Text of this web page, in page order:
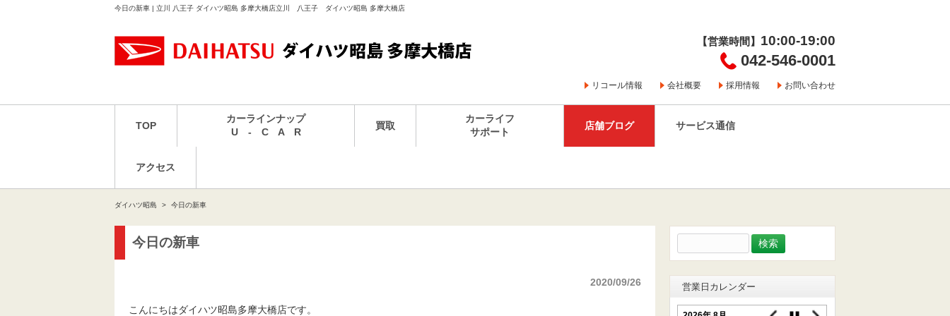
今日の新車 | 立川 八王子 ダイハツ昭島 多摩大橋店立川 八王子 ダイハツ昭島 多摩大橋店
【営業時間】 10:00-19:00
042-546-0001
リコール情報 会社概要 採用情報 お問い合わせ
TOP
カーラインナップ
U - C A R
買取
カーライフ
サポート
店舗ブログ サービス通信
アクセス
ダイハツ昭島 今日の新車
今日の新車
2020/09/26
こんにちはダイハツ昭島多摩大橋店です。
索:
営業日カレンダー